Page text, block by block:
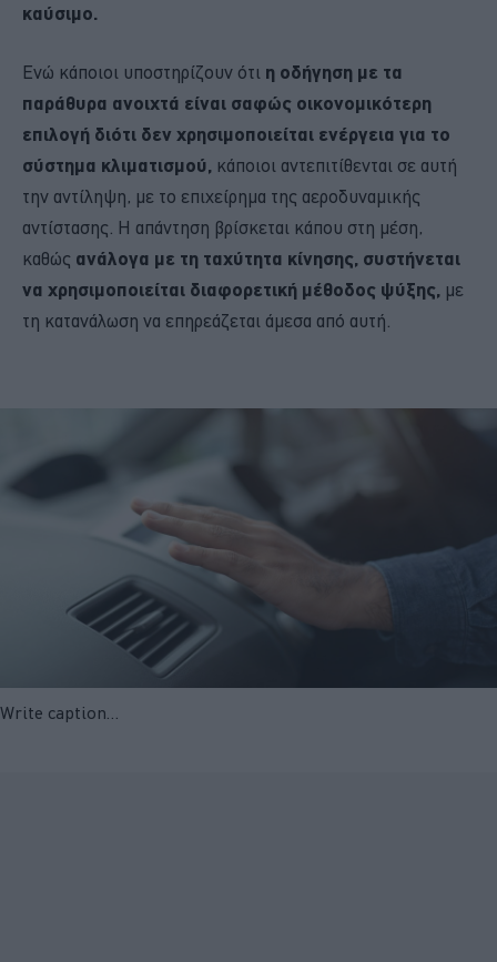
καύσιμο.
Ενώ κάποιοι υποστηρίζουν ότι η οδήγηση με τα
παράθυρα ανοιχτά είναι σαφώς οικονομικότερη
επιλογή διότι δεν χρησιμοποιείται ενέργεια για το
σύστημα κλιματισμού, κάποιοι αντεπιτίθενται σε αυτή
την αντίληψη, με το επιχείρημα της αεροδυναμικής
αντίστασης. Η απάντηση βρίσκεται κάπου στη μέση,
καθώς ανάλογα με τη ταχύτητα κίνησης, συστήνεται
να χρησιμοποιείται διαφορετική μέθοδος ψύξης, με
τη κατανάλωση να επηρεάζεται άμεσα από αυτή.
Write caption…